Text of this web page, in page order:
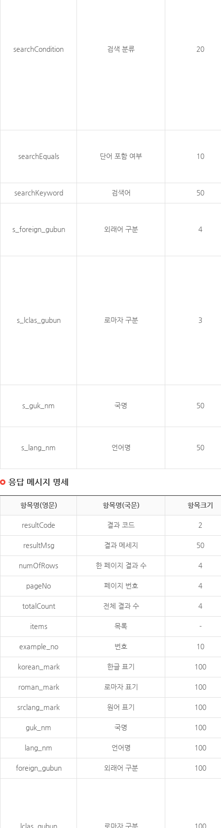
searchCondition 검색 분류 20
searchEquals 단어 포함 여부 10
searchKeyword 검색어 50
s_foreign_gubun 외래어 구분 4
s_lclas_gubun 로마자 구분 3
s_guk_nm 국명 50
s_lang_nm 언어명 50
응답 메시지 명세
항목명(영문) 항목명(국문) 항목크기
resultCode 결과 코드 2
resultMsg 결과 메세지 50
numOfRows 한 페이지 결과 수 4
pageNo 페이지 번호 4
totalCount 전체 결과 수 4
items 목록 -
example_no 번호 10
korean_mark 한글 표기 100
roman_mark 로마자 표기 100
srclang_mark 원어 표기 100
guk_nm 국명 100
lang_nm 언어명 100
foreign_gubun 외래어 구분 100
lclas_gubun 로마자 구분 100